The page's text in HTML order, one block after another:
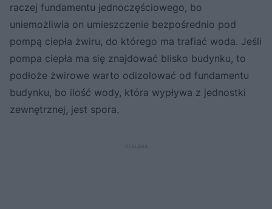
raczej fundamentu jednoczęściowego, bo
uniemożliwia on umieszczenie bezpośrednio pod
pompą ciepła żwiru, do którego ma trafiać woda. Jeśli
pompa ciepła ma się znajdować blisko budynku, to
podłoże żwirowe warto odizolować od fundamentu
budynku, bo ilość wody, która wypływa z jednostki
zewnętrznej, jest spora.